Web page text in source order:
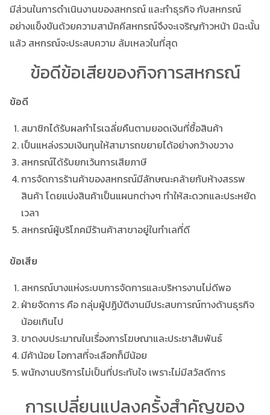
มีส่วนในการดำเนินงานของสหกรณ์ และทำธุรกิจ กับสหกรณ์
อย่างแข็งขันด้วยความสามัคคีสหกรณ์จึงจะเจริญก้าวหน้า มิฉะนั้น
แล้ว สหกรณ์จะประสบความ ล้มเหลวในที่สุด
ข้อดีข้อเสียของกิจการสหกรณ์
ข้อดี
สมาชิกได้รับผลกำไรเฉลี่ยคืนตามยอดเงินที่ซื้อสินค้า
เป็นแหล่งรวมเงินทุนให้สามารถขยายได้อย่างกว้างขวาง
สหกรณ์ได้รับยกเว้นการเสียภาษี
การจัดการร้านค้าของสหกรณ์มีลักษณะคล้ายกับห้างสรรพ
สินค้า โดยแบ่งสินค้าเป็นแผนกต่างๆ ทำให้สะดวกและประหยัด
เวลา
สหกรณ์ผู้บริโภคมีร้านค้าสาขาอยู่ในทำเลที่ดี
ข้อเสีย
สหกรณ์บางแห่งระบบการจัดการและบริหารงานไม่ดีพอ
ฝ่ายจัดการ คือ กลุ่มผู้ปฏิบัติงานมีประสบการณ์ทางด้านธุรกิจ
น้อยเกินไป
ขาดงบประมาณในเรื่องการโฆษณาและประชาสัมพันธ์
มีค้าน้อย โอกาสที่จะเลือกก็มีน้อย
พนักงานบริการไม่เป็นที่ประทับใจ เพราะไม่มีสวัสดีการ
การเปลี่ยนแปลงครั้งสำคัญของ